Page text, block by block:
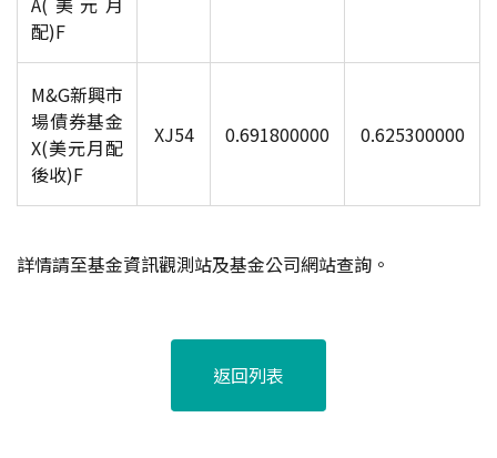
配)F
M&G新興市
場債券基金
X(美元月配
後收)F
XJ54 0.691800000 0.625300000
詳情請至基金資訊觀測站及基金公司網站查詢。
返回列表